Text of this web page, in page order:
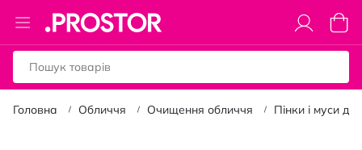
Toggle
Nav
Кошик
Головна Обличчя Очищення обличчя Пінки і муси